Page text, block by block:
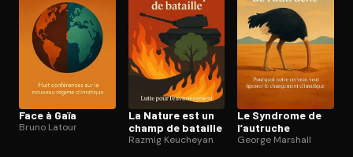
Face à Gaïa
Bruno Latour
La Nature est un
champ de bataille
Razmig Keucheyan
Le Syndrome de
l’autruche
George Marshall